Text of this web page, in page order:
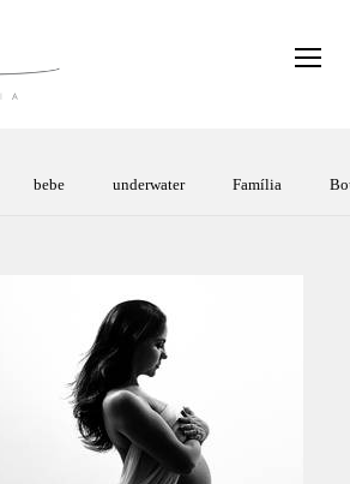
bebe underwater Família